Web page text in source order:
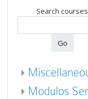
Search courses
Go
Modulos